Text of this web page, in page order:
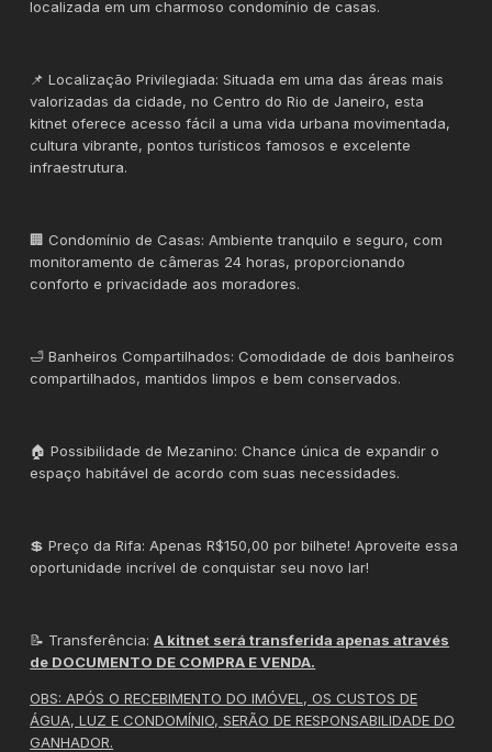
localizada em um charmoso condomínio de casas.
📌 Localização Privilegiada: Situada em uma das áreas mais
valorizadas da cidade, no Centro do Rio de Janeiro, esta
kitnet oferece acesso fácil a uma vida urbana movimentada,
cultura vibrante, pontos turísticos famosos e excelente
infraestrutura.
🏢 Condomínio de Casas: Ambiente tranquilo e seguro, com
monitoramento de câmeras 24 horas, proporcionando
conforto e privacidade aos moradores.
🛁 Banheiros Compartilhados: Comodidade de dois banheiros
compartilhados, mantidos limpos e bem conservados.
🏠 Possibilidade de Mezanino: Chance única de expandir o
espaço habitável de acordo com suas necessidades.
💲 Preço da Rifa: Apenas R$150,00 por bilhete! Aproveite essa
oportunidade incrível de conquistar seu novo lar!
📝 Transferência:A kitnet será transferida apenas através
de DOCUMENTO DE COMPRA E VENDA.
OBS: APÓS O RECEBIMENTO DO IMÓVEL, OS CUSTOS DE
ÁGUA, LUZ E CONDOMÍNIO, SERÃO DE RESPONSABILIDADE DO
GANHADOR.